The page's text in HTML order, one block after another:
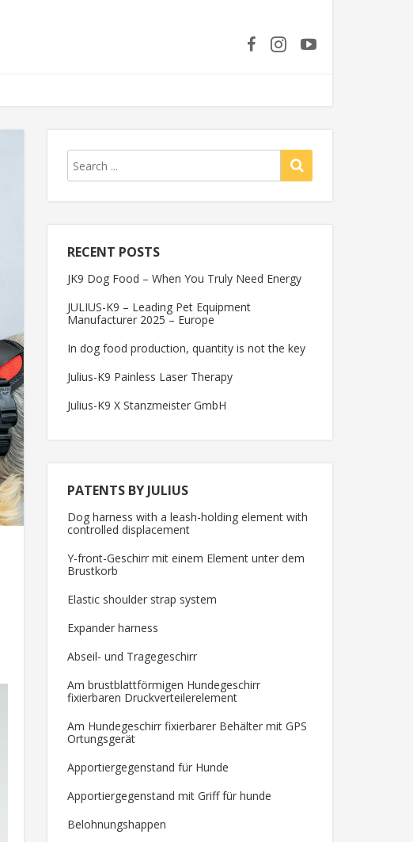
RECENT POSTS
JK9 Dog Food – When You Truly Need Energy
JULIUS-K9 – Leading Pet Equipment
Manufacturer 2025 – Europe
In dog food production, quantity is not the key
Julius-K9 Painless Laser Therapy
Julius-K9 X Stanzmeister GmbH
PATENTS BY JULIUS
Dog harness with a leash-holding element with
controlled displacement
Y-front-Geschirr mit einem Element unter dem
Brustkorb
Elastic shoulder strap system
Expander harness
Abseil- und Tragegeschirr
Am brustblattförmigen Hundegeschirr
fixierbaren Druckverteilerelement
Am Hundegeschirr fixierbarer Behälter mit GPS
Ortungsgerät
Apportiergegenstand für Hunde
Apportiergegenstand mit Griff für hunde
Belohnungshappen